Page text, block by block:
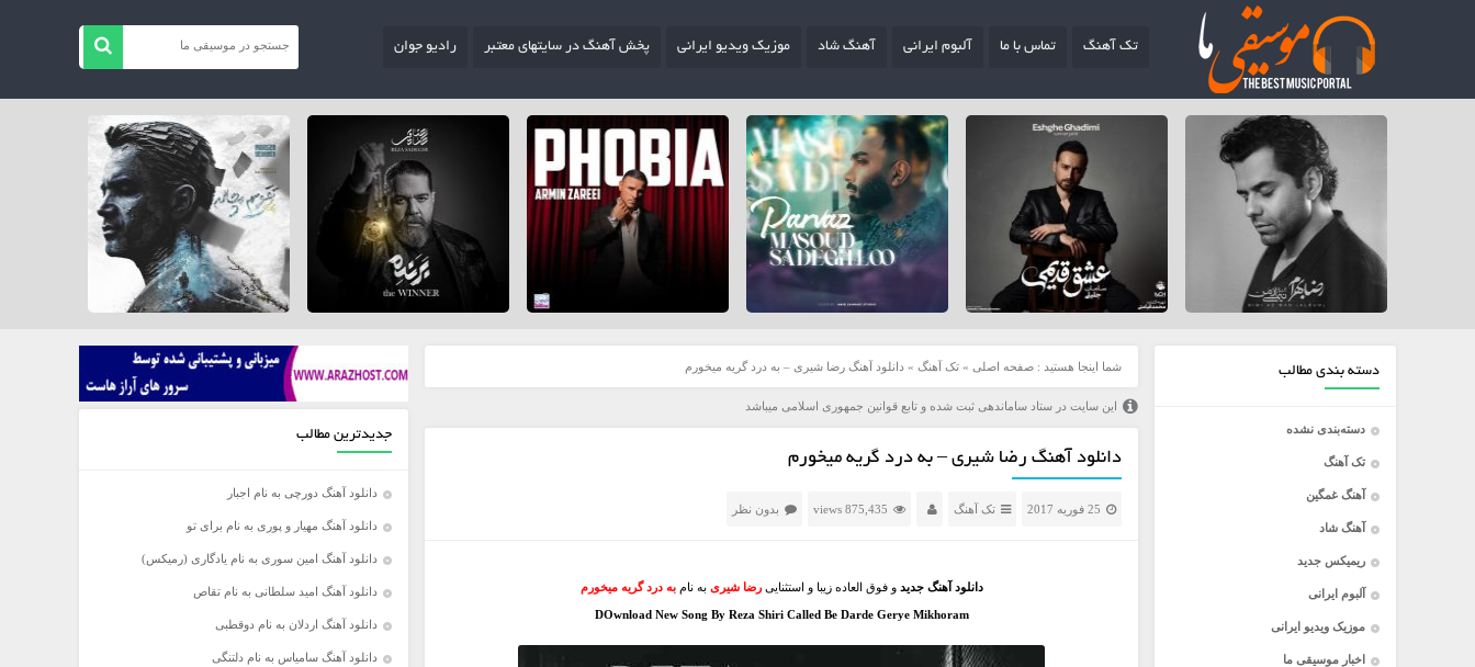
تک آهنگ تماس با ما آلبوم ایرانی آهنگ شاد موزیک ویدیو ایرانی پخش آهنگ در سایتهای معتبر رادیو جوان
دسته بندی مطالب
دسته‌بندی نشده
تک آهنگ
آهنگ غمگین
آهنگ شاد
ریمیکس جدید
آلبوم ایرانی
موزیک ویدیو ایرانی
اخبار موسیقی ما
شما اینجا هستید : صفحه اصلی » تک آهنگ » دانلود آهنگ رضا شیری – به درد گریه میخورم
این سایت در ستاد ساماندهی ثبت شده و تابع قوانین جمهوری اسلامی میباشد
دانلود آهنگ رضا شیری – به درد گریه میخورم
25 فوریه 2017 تک آهنگ 875,435 views بدون نظر
دانلود آهنگ جدید و فوق العاده زیبا و استثنایی رضا شیری به نام به درد گریه میخورم
DOwnload New Song By Reza Shiri Called Be Darde Gerye Mikhoram
جدیدترین مطالب
دانلود آهنگ دورچی به نام اجبار
دانلود آهنگ مهیار و پوری به نام برای تو
دانلود آهنگ امین سوری به نام یادگاری (رمیکس)
دانلود آهنگ امید سلطانی به نام تقاص
دانلود آهنگ اردلان به نام دوقطبی
دانلود آهنگ سامیاس به نام دلتنگی